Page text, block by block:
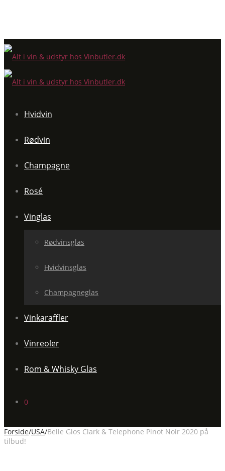
Hvidvin
Rødvin
Champagne
Rosé
Vinglas
Rødvinsglas
Hvidvinsglas
Champagneglas
Vinkaraffler
Vinreoler
Rom & Whisky Glas
0
Forside/USA/Belle Glos Clark & Telephone Pinot Noir 2020 på
tilbud!